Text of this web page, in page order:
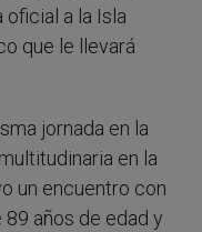
a la Isla
que le llevará
jornada en la
en la
un encuentro con
años de edad y